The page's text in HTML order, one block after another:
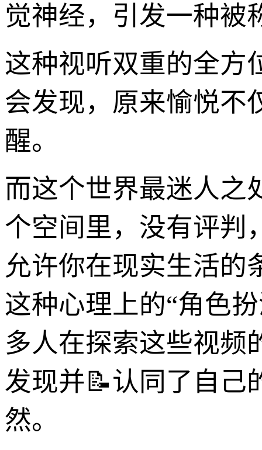
觉神经，引发一种被
这种视听双重的全方
会发现，原来愉悦不
醒。
而这个世界最迷人之
个空间里，没有评判
允许你在现实生活的
这种心理上的“角色
多人在探索这些视频
发现并📝认同了自己
然。